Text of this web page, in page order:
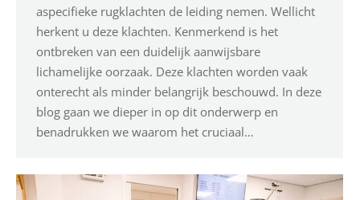
aspecifieke rugklachten de leiding nemen. Wellicht
herkent u deze klachten. Kenmerkend is het
ontbreken van een duidelijk aanwijsbare
lichamelijke oorzaak. Deze klachten worden vaak
onterecht als minder belangrijk beschouwd. In deze
blog gaan we dieper in op dit onderwerp en
benadrukken we waarom het cruciaal…